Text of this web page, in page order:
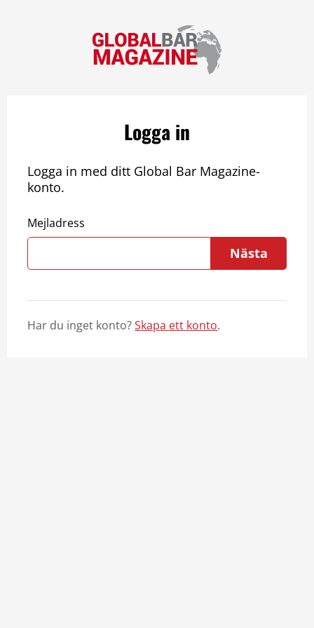
Logga in
Logga in med ditt Global Bar Magazine-
konto.
Mejladress
Nästa
Har du inget konto?Skapa ett konto.